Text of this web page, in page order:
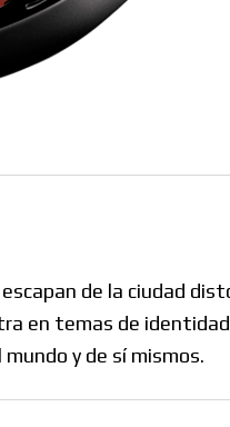
de la ciudad
en temas de
y de sí mismos.